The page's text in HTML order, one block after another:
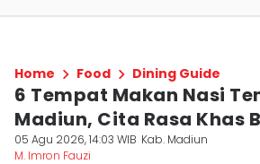
Home Food Dining Guide
6 Tempat Makan Nasi
Madiun, Cita Rasa Khas
05 Agu 2026, 14:03 WIB Kab. Madiun
M. Imron Fauzi